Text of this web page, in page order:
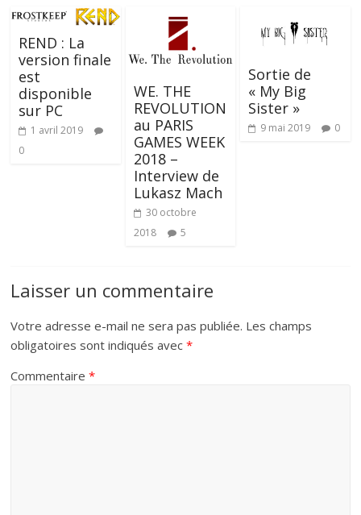
REND : La
version finale
est
disponible
sur PC
1 avril 2019
0
WE. THE
REVOLUTION
au PARIS
GAMES WEEK
2018 –
Interview de
Lukasz Mach
30 octobre
2018
5
Sortie de
« My Big
Sister »
9 mai 2019 0
Laisser un commentaire
Votre adresse e-mail ne sera pas publiée. Les champs
obligatoires sont indiqués avec*
Commentaire*